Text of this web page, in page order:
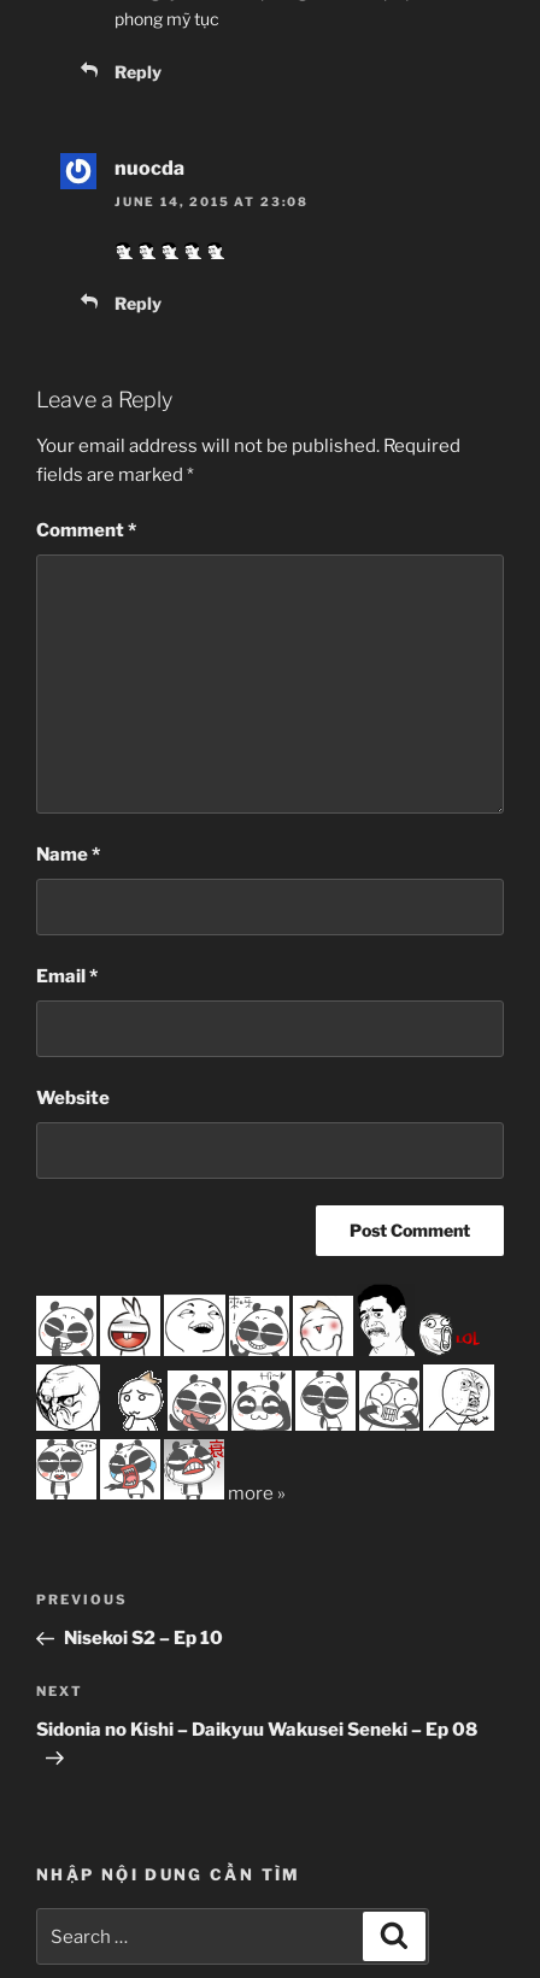
phong mỹ tục
Reply
nuocda
JUNE 14, 2015 AT 23:08
Reply
Leave a Reply
Your email address will not be published. Required
fields are marked *
Comment*
Name*
Email*
Website
more »
Previous
Post
PREVIOUS
Nisekoi S2 – Ep 10
Next
Post
NEXT
Sidonia no Kishi – Daikyuu Wakusei Seneki – Ep 08
NHẬP NỘI DUNG CẦN TÌM
for: